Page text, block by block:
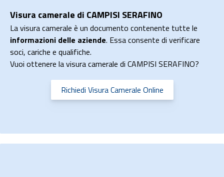
Visura camerale di CAMPISI SERAFINO
La visura camerale è un documento contenente tutte le
informazioni delle aziende. Essa consente di verificare
soci, cariche e qualifiche.
Vuoi ottenere la visura camerale di CAMPISI SERAFINO?
Richiedi Visura Camerale Online